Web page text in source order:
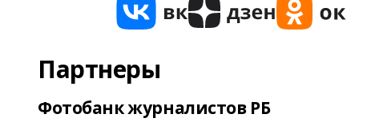
Партнеры
Фотобанк журналистов РБ